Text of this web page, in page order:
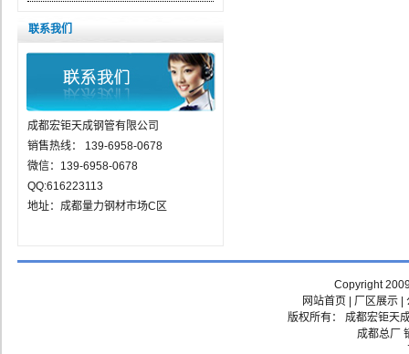
联系我们
成都宏钜天成钢管有限公司
销售热线： 139-6958-0678
微信：139-6958-0678
QQ:616223113
地址：成都量力钢材市场C区
Copyright
网站首页
厂区展示|
版权所有： 成都宏钜天
成都总厂